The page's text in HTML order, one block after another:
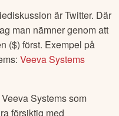
är Twitter. Där
man nämner genom att
($) först. Exempel på
:Veeva Systems
Veeva Systemssom
försiktig med